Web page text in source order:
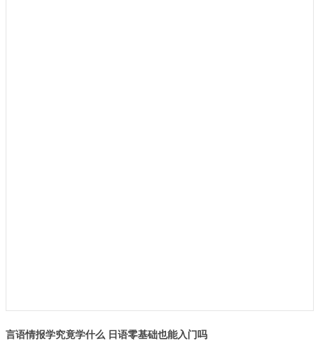
言语情报学究竟学什么 日语零基础也能入门吗